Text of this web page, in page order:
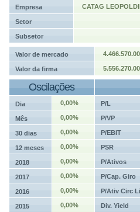
Empresa CATAG
Setor
Subsetor
Valor de mercado
Valor da firma
Oscilações
Dia 0,00% P/L
Mês 0,00% P/VP
30 dias 0,00% P/EBIT
12 meses 0,00% PSR
2018 0,00% P/Ativos
2017 0,00% P/Cap. Giro
2016 0,00% P/Ativ Circ
2015 0,00% Div. Yield